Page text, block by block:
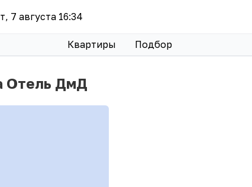
7 августа 16:34
Квартиры Подбор
Отель ДмД